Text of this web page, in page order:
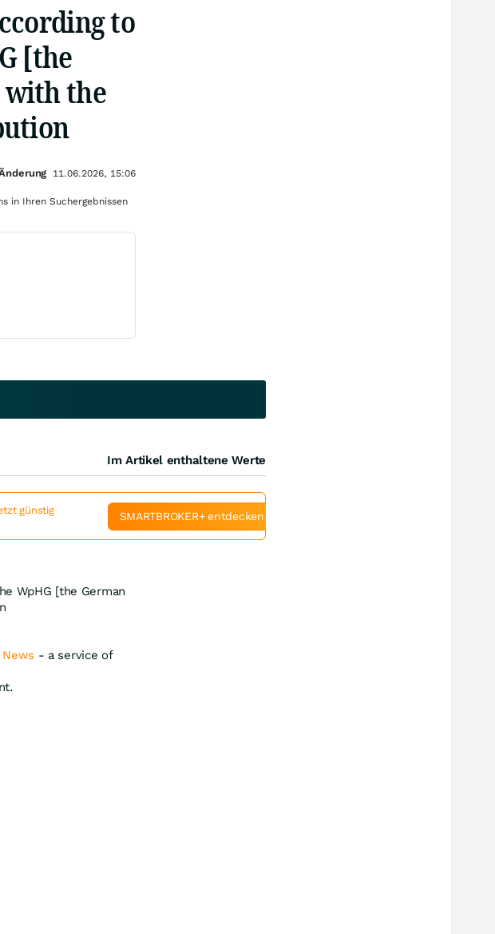
to
[the
with the
WpHG [the German
News - a service of
11.06.2026, 15:06
in Ihren Suchergebnissen
Im Artikel enthaltene Werte
günstig
SMARTBROKER+ entdecken